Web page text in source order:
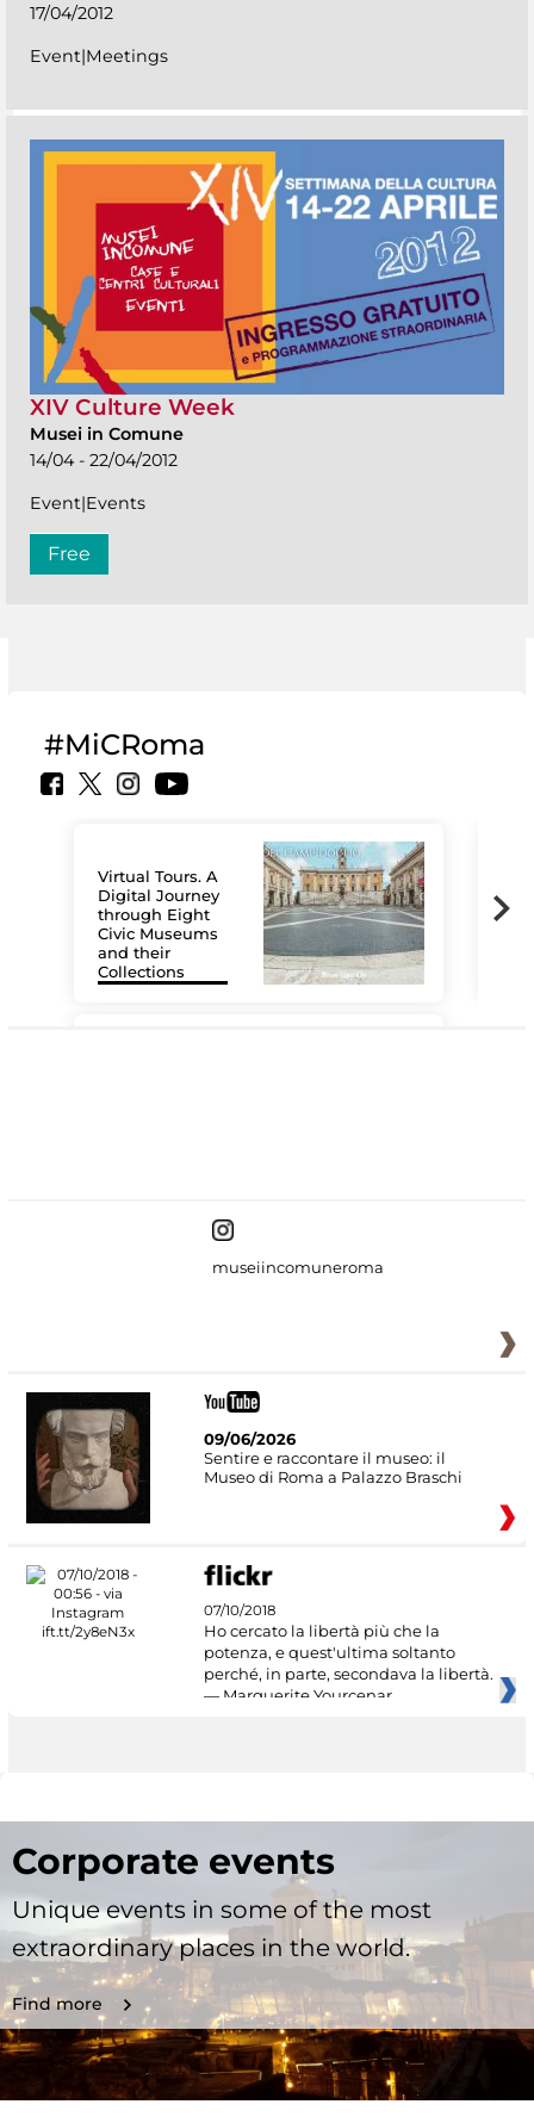
17/04/2012
Event|Meetings
XIV Culture Week
Musei in Comune
14/04 - 22/04/2012
Event|Events
Free
#MiCRoma
Virtual Tours. A
Digital Journey
through Eight
Civic Museums
and their
Collections
museiincomuneroma
09/06/2026
Sentire e raccontare il museo: il
Museo di Roma a Palazzo Braschi
07/10/2018
Ho cercato la libertà più che la
potenza, e quest'ultima soltanto
perché, in parte, secondava la libertà.
— Marguerite Yourcenar
Corporate events
Unique events in some of the most
extraordinary places in the world.
Find more